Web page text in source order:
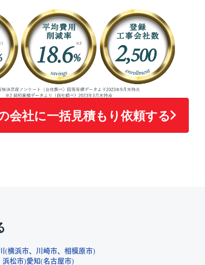
会社に一括見積もり依頼する
横浜市 川崎市
相模原市
浜松市 愛知 名古屋市